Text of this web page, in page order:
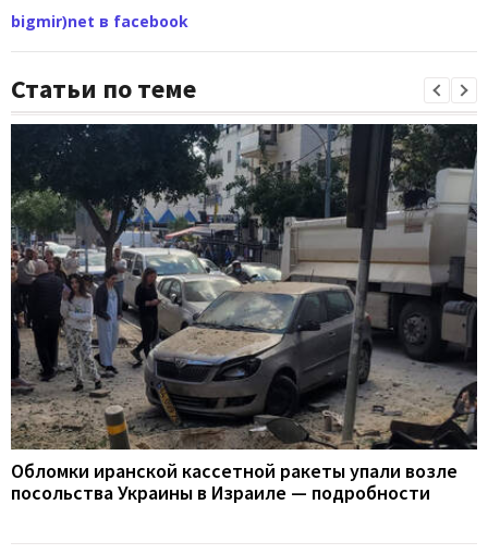
bigmir)net в facebook
Статьи по теме
Обломки иранской кассетной ракеты упали возле
посольства Украины в Израиле — подробности